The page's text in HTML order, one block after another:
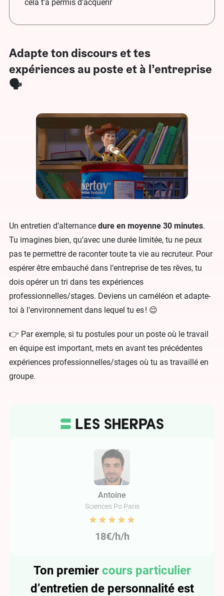
cela t’a permis d’acquérir
Adapte ton discours et tes
expériences au poste et à l’entreprise
🗣️
Un entretien d’alternance dure en moyenne 30 minutes.
Tu imagines bien, qu’avec une durée limitée, tu ne peux
pas te permettre de raconter toute ta vie au recruteur. Pour
espérer être embauché dans l’entreprise de tes rêves, tu
dois opérer un tri dans tes expériences
professionnelles/stages. Deviens un caméléon et adapte-
toi à l’environnement dans lequel tu es ! 😌
👉 Par exemple, si tu postules pour un poste où le travail
en équipe est important, mets en avant tes précédentes
expériences professionnelles/stages où tu as travaillé en
groupe.
Antoine
Sciences Po Paris
18€/h/h
Ton premier cours particulier
d’entretien de personnalité est